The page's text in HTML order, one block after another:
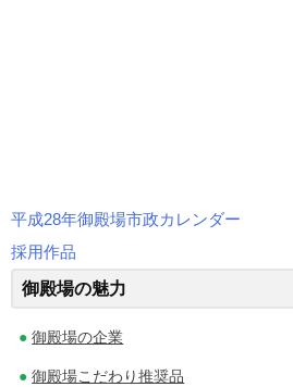
投
稿
平成28年御殿場市政カレンダー
採用作品
御殿場の魅力
御殿場の企業
御殿場こだわり推奨品